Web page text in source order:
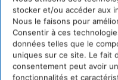
stocker et/ou accéder aux
Nous le faisons pour
Consentir à ces
données telles que le
uniques sur ce site. Le fait
consentement peut avoir
fonctionnalités et